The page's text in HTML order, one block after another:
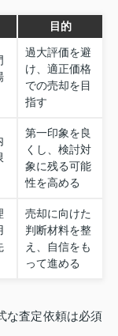
目的
過大評価を避
け、適正価格
での売却を目
指す
第一印象を良
くし、検討対
象に残る可能
性を高める
売却に向けた
判断材料を整
え、自信をも
って進める
な査定依頼は必須